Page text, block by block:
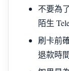
不要為
陌生
刷卡前
退款時